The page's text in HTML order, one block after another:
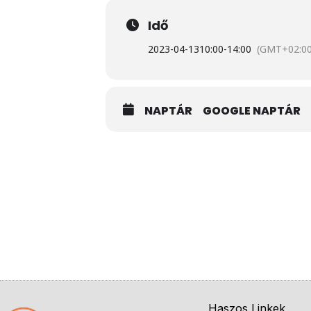
Idő
2023-04-1310:00-14:00
NAPTÁR GOOGLE NAPTÁR
Haszos Linkek